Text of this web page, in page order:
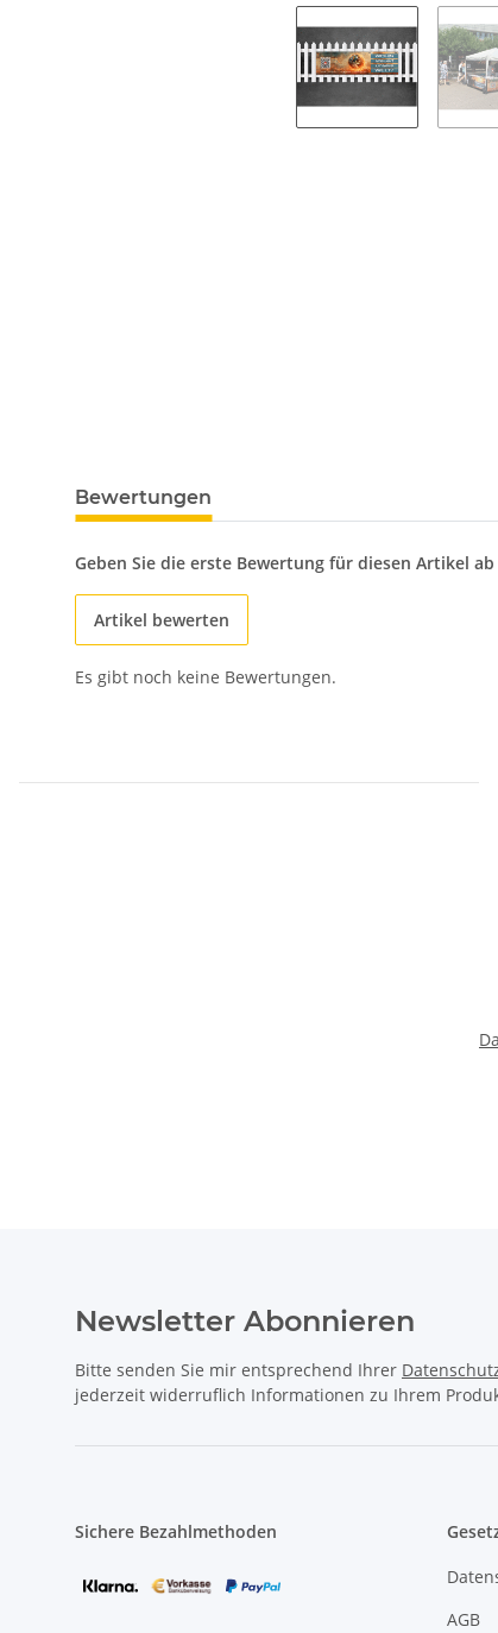
Bewertungen
Geben Sie die erste Bewertung für diesen Artikel
Artikel bewerten
Es gibt noch keine Bewertungen.
Newsletter Abonnieren
Bitte senden Sie mir entsprechend Ihrer
jederzeit widerruflich Informationen zu Ihrem
Sichere Bezahlmethoden
AGB